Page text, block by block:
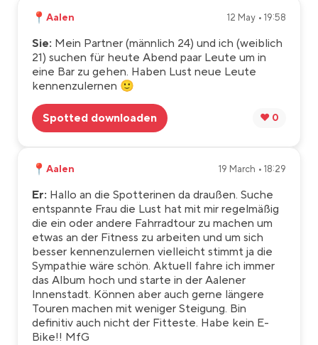
📍 Aalen 12 May • 19:58
Sie: Mein Partner (männlich 24) und ich (weiblich
21) suchen für heute Abend paar Leute um in
eine Bar zu gehen. Haben Lust neue Leute
kennenzulernen 🙂
Spotted downloaden ❤️ 0
📍 Aalen 19 March • 18:29
Er: Hallo an die Spotterinen da draußen. Suche
entspannte Frau die Lust hat mit mir regelmäßig
die ein oder andere Fahrradtour zu machen um
etwas an der Fitness zu arbeiten und um sich
besser kennenzulernen vielleicht stimmt ja die
Sympathie wäre schön. Aktuell fahre ich immer
das Album hoch und starte in der Aalener
Innenstadt. Können aber auch gerne längere
Touren machen mit weniger Steigung. Bin
definitiv auch nicht der Fitteste. Habe kein E-
Bike!! MfG